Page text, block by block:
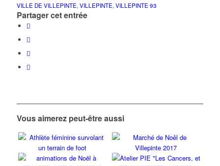
VILLE DE VILLEPINTE,VILLEPINTE,VILLEPINTE 93
Partager cet entrée
Vous aimerez peut-être aussi